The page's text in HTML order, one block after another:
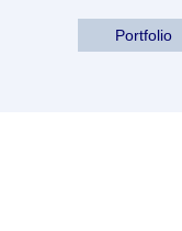
Portfolio